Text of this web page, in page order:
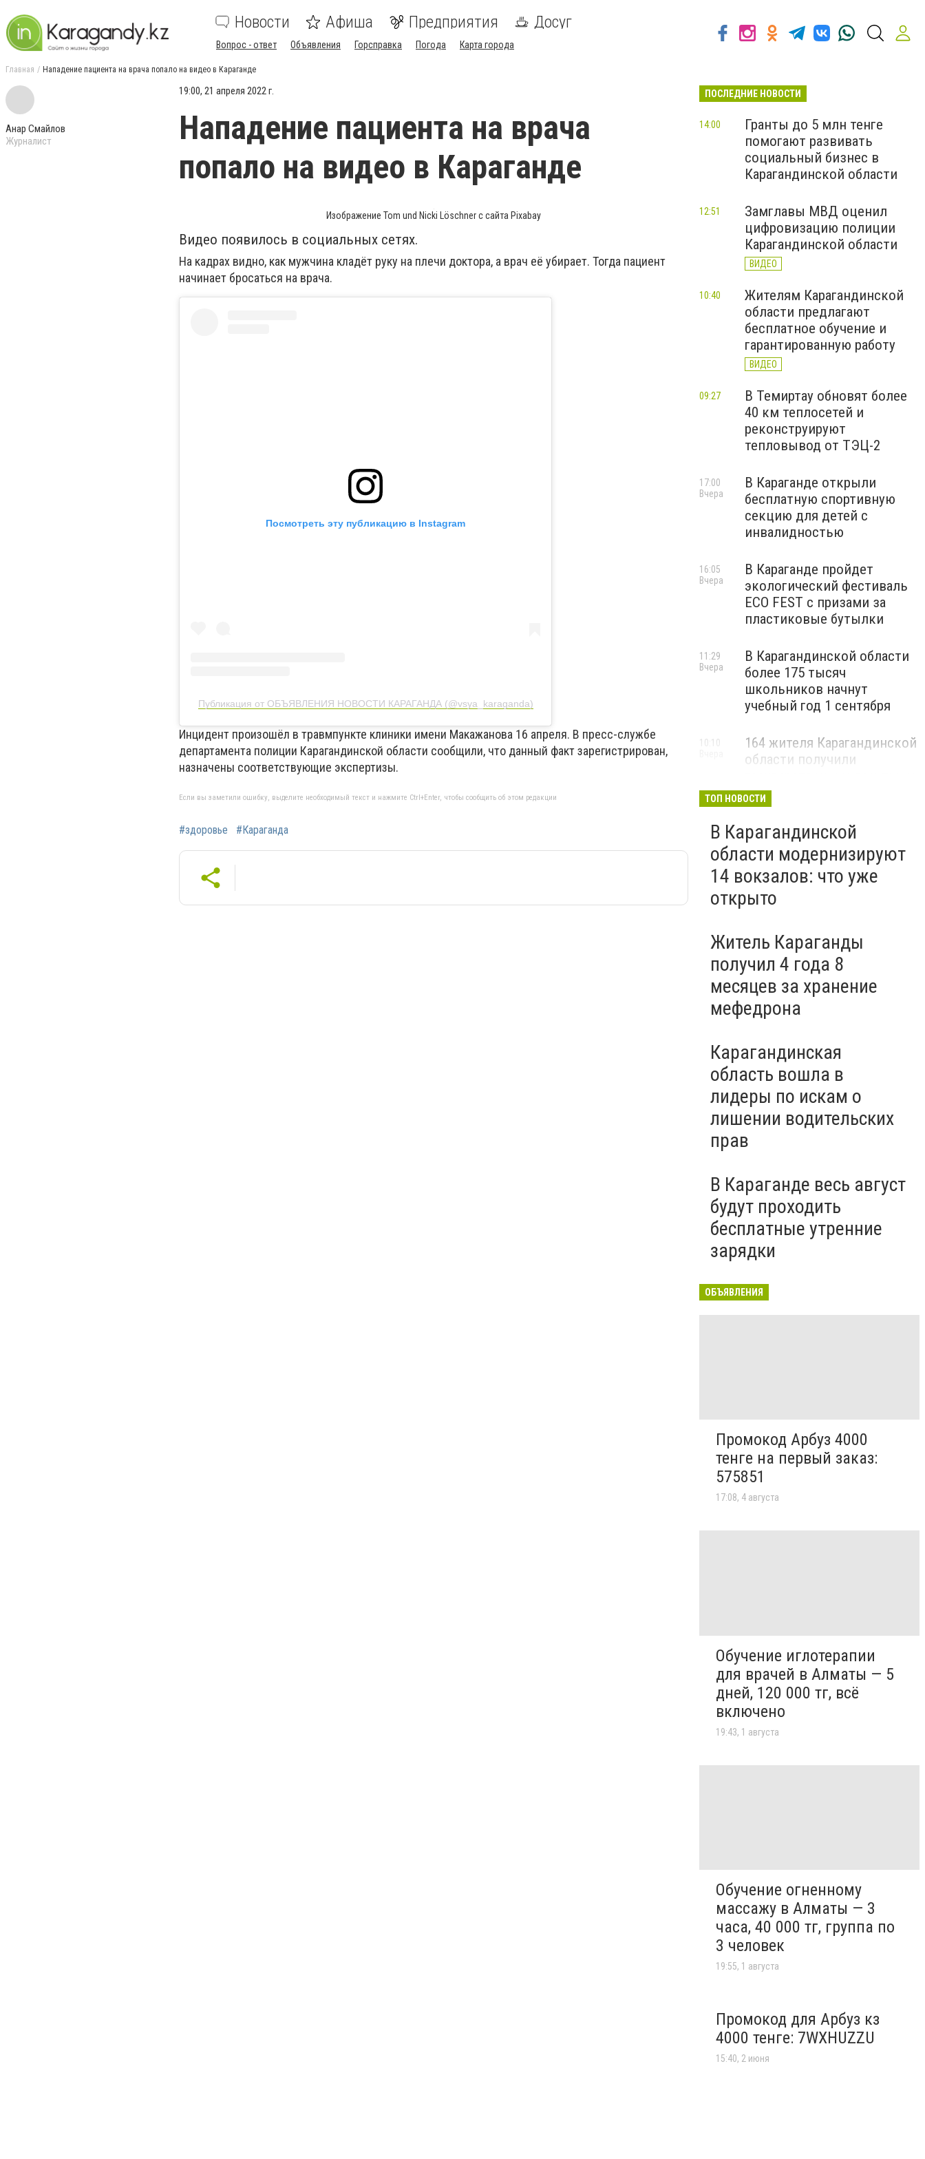
Новости Афиша Предприятия Досуг
Вопрос - ответ Объявления Горсправка Погода Карта города
Главная Нападение пациента на врача попало на видео в Караганде
Анар Смайлов
Журналист
19:00, 21 апреля 2022 г.
Нападение пациента на врача
попало на видео в Караганде
Изображение Tom und Nicki Löschner с сайта Pixabay
Видео появилось в социальных сетях.
На кадрах видно, как мужчина кладёт руку на плечи доктора, а врач её убирает. Тогда пациент
начинает бросаться на врача.
Посмотреть эту публикацию в Instagram
Публикация от ОБЪЯВЛЕНИЯ НОВОСТИ КАРАГАНДА (@vsya_karaganda)
Инцидент произошёл в травмпункте клиники имени Макажанова 16 апреля. В пресс-службе
департамента полиции Карагандинской области сообщили, что данный факт зарегистрирован,
назначены соответствующие экспертизы.
Если вы заметили ошибку, выделите необходимый текст и нажмите Ctrl+Enter, чтобы сообщить об этом редакции
#здоровье #Караганда
ПОСЛЕДНИЕ НОВОСТИ
Гранты до 5 млн тенге
помогают развивать
социальный бизнес в
Карагандинской области
14:00
Замглавы МВД оценил
цифровизацию полиции
Карагандинской области
ВИДЕО
12:51
Жителям Карагандинской
области предлагают
бесплатное обучение и
гарантированную работу
ВИДЕО
10:40
В Темиртау обновят более
40 км теплосетей и
реконструируют
тепловывод от ТЭЦ-2
09:27
В Караганде открыли
бесплатную спортивную
секцию для детей с
инвалидностью
17:00
Вчера
В Караганде пройдет
экологический фестиваль
ECO FEST с призами за
пластиковые бутылки
16:05
Вчера
В Карагандинской области
более 175 тысяч
школьников начнут
учебный год 1 сентября
11:29
Вчера
164 жителя Карагандинской
области получили
бизнес
10:10
ТОП НОВОСТИ
В Карагандинской
области модернизируют
14 вокзалов: что уже
открыто
Житель Караганды
получил 4 года 8
месяцев за хранение
мефедрона
Карагандинская
область вошла в
лидеры по искам о
лишении водительских
прав
В Караганде весь август
будут проходить
бесплатные утренние
зарядки
ОБЪЯВЛЕНИЯ
Промокод Арбуз 4000
тенге на первый заказ:
575851
17:08, 4 августа
Обучение иглотерапии
для врачей в Алматы — 5
дней, 120 000 тг, всё
включено
19:43, 1 августа
Обучение огненному
массажу в Алматы — 3
часа, 40 000 тг, группа по
3 человек
19:55, 1 августа
Промокод для Арбуз кз
4000 тенге: 7WXHUZZU
15:40, 2 июня